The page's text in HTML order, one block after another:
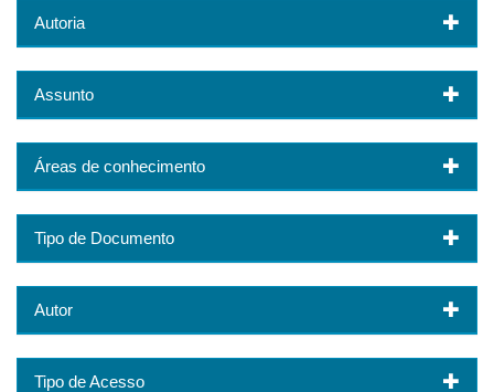
Autoria
Assunto
Áreas de conhecimento
Tipo de Documento
Autor
Tipo de Acesso